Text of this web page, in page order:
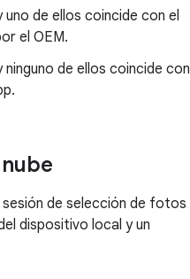
de ellos coincide con el
el OEM.
de ellos coincide con
sesión de selección de fotos
dispositivo local y un